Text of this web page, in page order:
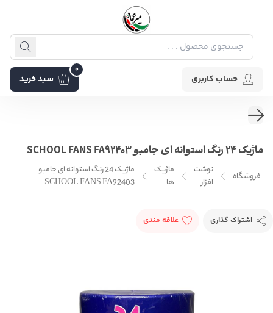
حساب کاربری سبد خرید
0
ماژیک 24 رنگ استوانه ای جامبو SCHOOL FANS FA92403
فروشگاه
نوشت
افزار
ماژیک
ها
ماژیک 24 رنگ استوانه ای جامبو
SCHOOL FANS FA92403
اشتراک گذاری علاقه مندی